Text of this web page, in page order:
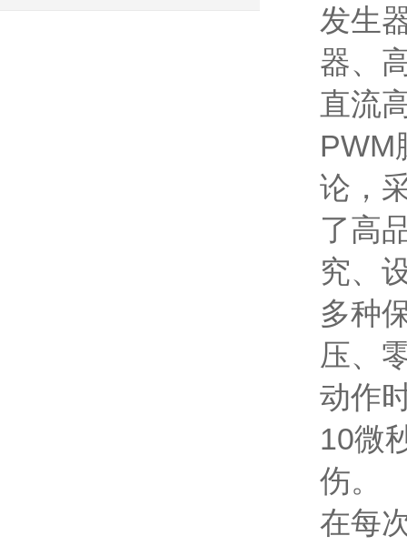
发生
器、
直流
PWM
论，
了高
究、
多种
压、
动作
10微
伤。
在每